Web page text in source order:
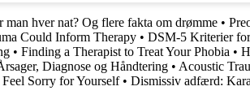
man hver nat? Og flere fakta om drømme •
Could Inform Therapy • DSM-5 Kriterier
• Finding a Therapist to Treat Your Phobia •
Diagnose og Håndtering • Acoustic
Sorry for Yourself• Dismissiv adfærd: